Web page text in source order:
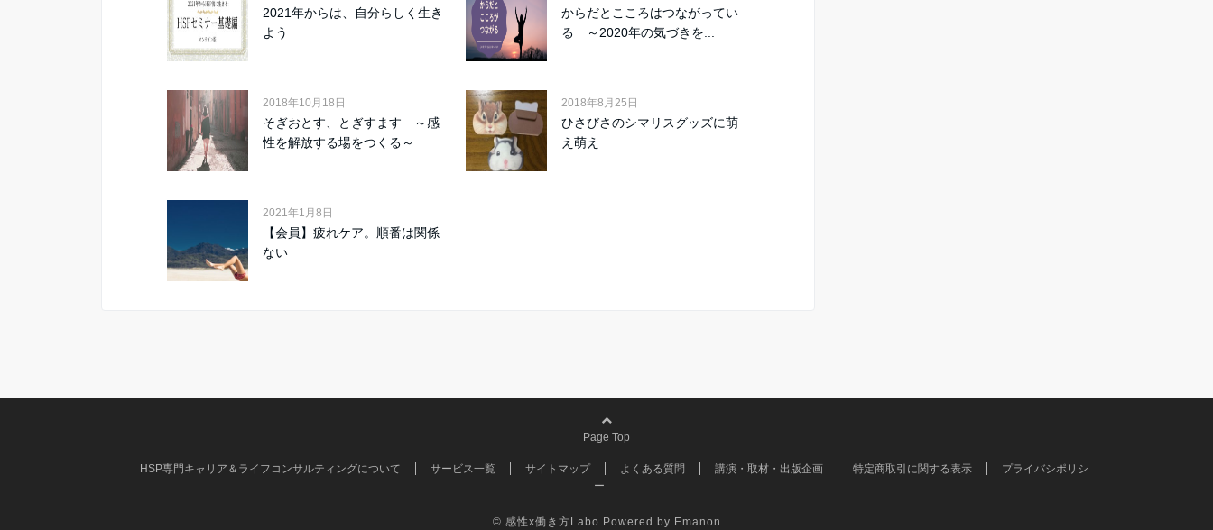
2021年からは、自分らしく生き
よう
からだとこころはつながってい
る ～2020年の気づきを...
2018年10月18日
そぎおとす、とぎすます ～感
性を解放する場をつくる～
2018年8月25日
ひさびさのシマリスグッズに萌
え萌え
2021年1月8日
【会員】疲れケア。順番は関係
ない
Page Top
HSP専門キャリア＆ライフコンサルティングについて サービス一覧 サイトマップ よくある質問 講演・取材・出版企画 特定商取引に関する表示
プライバシポリシ
ー
© 感性x働き方Labo Powered by Emanon